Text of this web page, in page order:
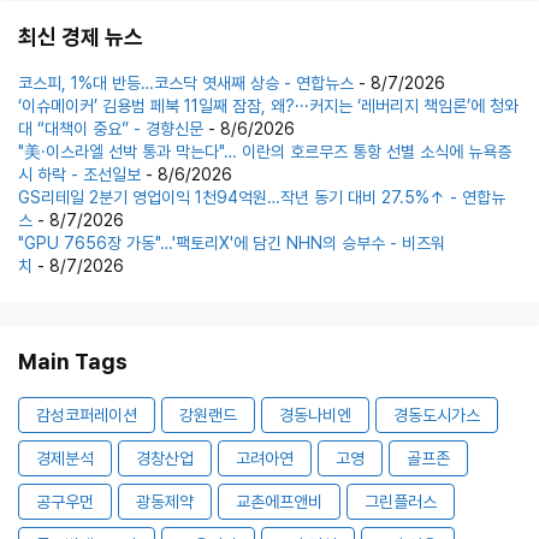
최신 경제 뉴스
코스피, 1%대 반등…코스닥 엿새째 상승 - 연합뉴스 - 8/7/2026
‘이슈메이커’ 김용범 페북 11일째 잠잠, 왜?···커지는 ‘레버리지 책임론’에 청와
대 “대책이 중요” - 경향신문 - 8/6/2026
"美·이스라엘 선박 통과 막는다"… 이란의 호르무즈 통항 선별 소식에 뉴욕증
시 하락 - 조선일보 - 8/6/2026
GS리테일 2분기 영업이익 1천94억원…작년 동기 대비 27.5%↑ - 연합뉴
스 - 8/7/2026
"GPU 7656장 가동"…'팩토리X'에 담긴 NHN의 승부수 - 비즈워
치 - 8/7/2026
Main Tags
감성코퍼레이션 강원랜드 경동나비엔 경동도시가스
경제분석 경창산업 고려아연 고영 골프존
공구우먼 광동제약 교촌에프앤비 그린플러스